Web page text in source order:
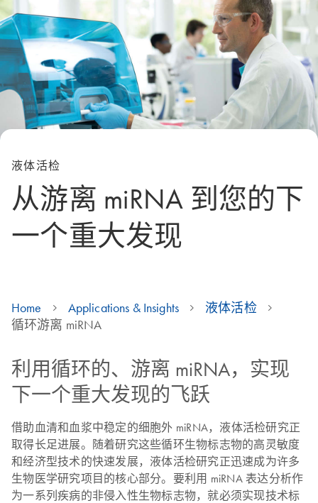
液体活检
从游离 miRNA 到您的下
一个重大发现
Home Applications & Insights
液体活检
循环游离 miRNA
利用循环的、游离 miRNA，实现
下一个重大发现的飞跃
借助血清和血浆中稳定的细胞外 miRNA，液体活检研究正
取得长足进展。随着研究这些循环生物标志物的高灵敏度
和经济型技术的快速发展，液体活检研究正迅速成为许多
生物医学研究项目的核心部分。要利用 miRNA 表达分析作
为一系列疾病的非侵入性生物标志物，就必须实现技术标